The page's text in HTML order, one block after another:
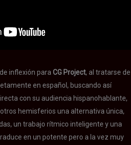
inflexión para CG Project, al tratarse de
en español, buscando así
con su audiencia hispanohablante,
hemisferios una alternativa única,
un trabajo rítmico inteligente y una
en un potente pero a la vez muy